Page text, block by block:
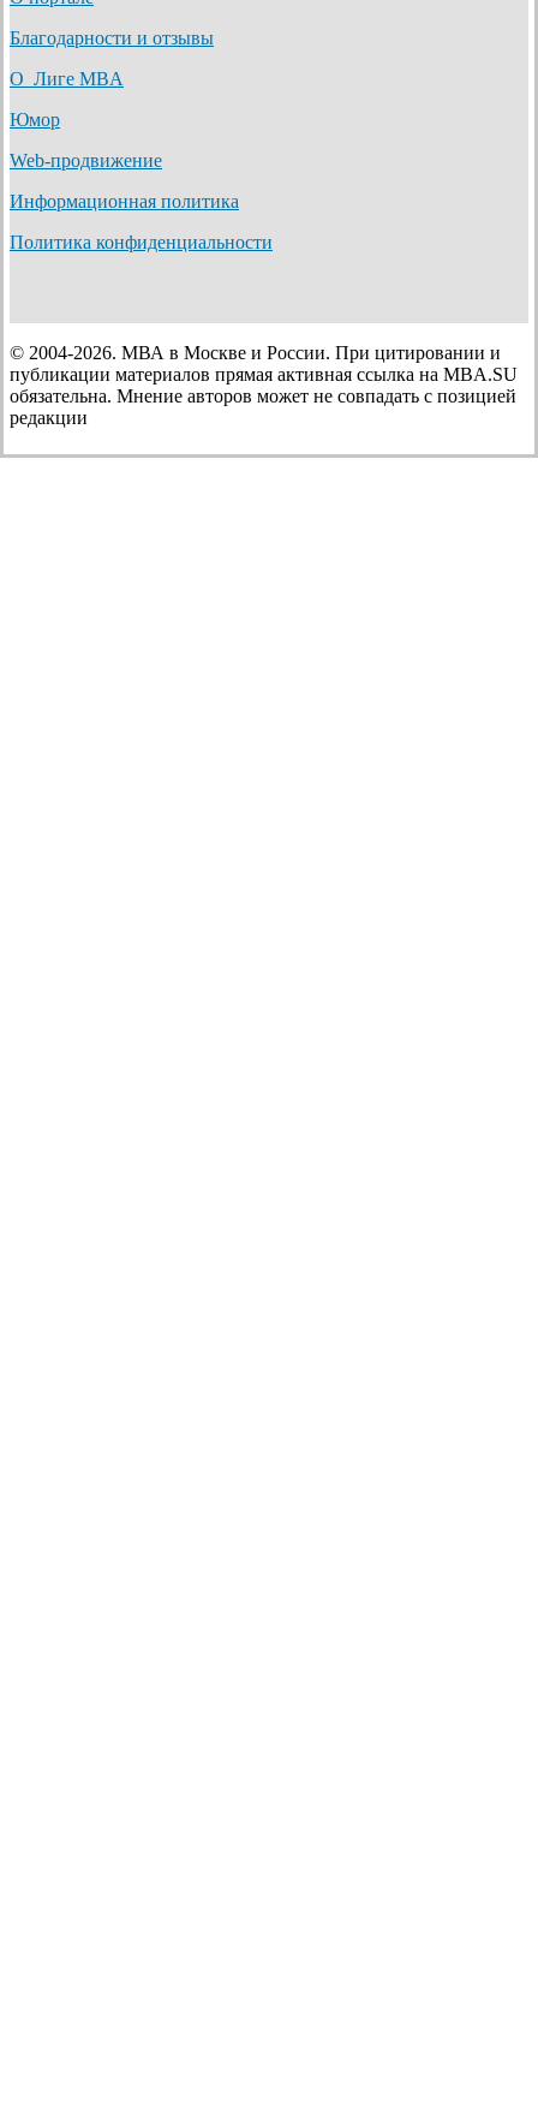
Благодарности и отзывы
О Лиге MBA
Юмор
Web-продвижение
Информационная политика
Политика конфиденциальности
© 2004-2026. МВА в Москве и России. При цитировании и
публикации материалов прямая активная ссылка на MBA.SU
обязательна. Мнение авторов может не совпадать с позицией
редакции